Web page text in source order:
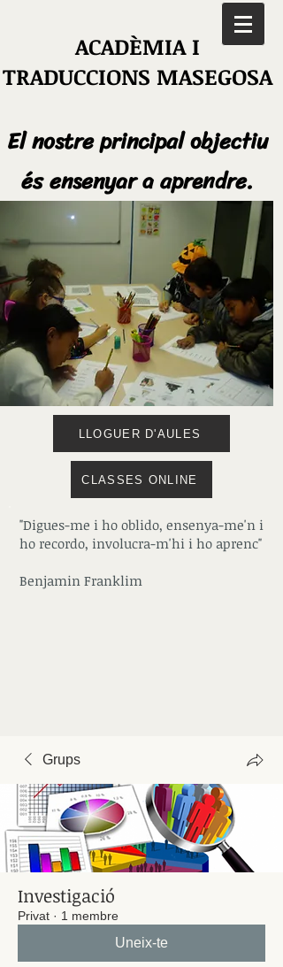
ACADÈMIA I
TRADUCCIONS MASEGOSA
El nostre principal objectiu
és ensenyar a aprendre.
LLOGUER D'AULES
CLASSES ONLINE
"Digues-me i ho oblido, ensenya-me'n i
ho recordo, involucra-m'hi i ho aprenc"
Benjamin Franklim
Grups
Investigació
Privat · 1 membre
Uneix-te